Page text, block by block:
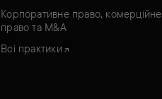
Корпоративне право, комерційне
право та M&A
Всі практики